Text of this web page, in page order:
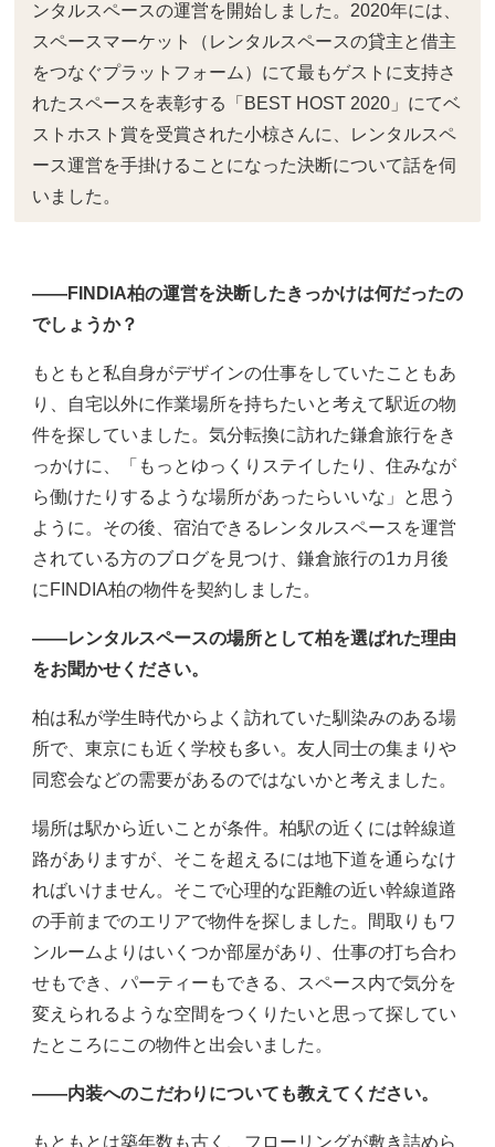
ンタルスペースの運営を開始しました。2020年には、
スペースマーケット（レンタルスペースの貸主と借主
をつなぐプラットフォーム）にて最もゲストに支持さ
れたスペースを表彰する「BEST HOST 2020」にてベ
ストホスト賞を受賞された小椋さんに、レンタルスペ
ース運営を手掛けることになった決断について話を伺
いました。
――FINDIA柏の運営を決断したきっかけは何だったの
でしょうか？
もともと私自身がデザインの仕事をしていたこともあ
り、自宅以外に作業場所を持ちたいと考えて駅近の物
件を探していました。気分転換に訪れた鎌倉旅行をき
っかけに、「もっとゆっくりステイしたり、住みなが
ら働けたりするような場所があったらいいな」と思う
ように。その後、宿泊できるレンタルスペースを運営
されている方のブログを見つけ、鎌倉旅行の1カ月後
にFINDIA柏の物件を契約しました。
――レンタルスペースの場所として柏を選ばれた理由
をお聞かせください。
柏は私が学生時代からよく訪れていた馴染みのある場
所で、東京にも近く学校も多い。友人同士の集まりや
同窓会などの需要があるのではないかと考えました。
場所は駅から近いことが条件。柏駅の近くには幹線道
路がありますが、そこを超えるには地下道を通らなけ
ればいけません。そこで心理的な距離の近い幹線道路
の手前までのエリアで物件を探しました。間取りもワ
ンルームよりはいくつか部屋があり、仕事の打ち合わ
せもでき、パーティーもできる、スペース内で気分を
変えられるような空間をつくりたいと思って探してい
たところにこの物件と出会いました。
――内装へのこだわりについても教えてください。
もともとは築年数も古く、フローリングが敷き詰めら